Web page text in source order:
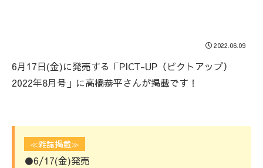
2022.06.09
6月17日(金)に発売する「PICT-UP（ピクトアップ）
2022年8月号」に高橋恭平さんが掲載です！
≪雑誌掲載≫
●6/17(金)発売